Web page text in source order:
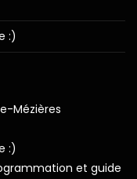
:)
Mézières
:)
et guide